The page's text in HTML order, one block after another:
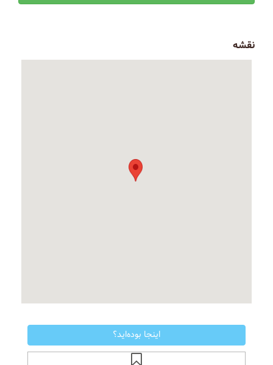
نقشه
اینجا بوده‌اید؟